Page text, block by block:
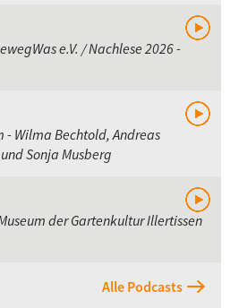
e.V. / Nachlese 2026 -
Wilma Bechtold, Andreas
Sonja Musberg
der Gartenkultur Illertissen
Alle Podcasts